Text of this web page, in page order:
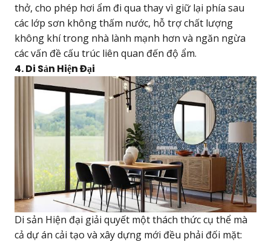
thở, cho phép hơi ẩm đi qua thay vì giữ lại phía sau
các lớp sơn không thấm nước, hỗ trợ chất lượng
không khí trong nhà lành mạnh hơn và ngăn ngừa
các vấn đề cấu trúc liên quan đến độ ẩm.
4. Di Sản Hiện Đại
Di sản Hiện đại giải quyết một thách thức cụ thể mà
cả dự án cải tạo và xây dựng mới đều phải đối mặt: